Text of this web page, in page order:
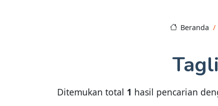
Beranda
Ditemukan total 1 hasil pencarian